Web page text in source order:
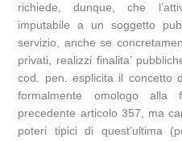
richiede, dunque, che
imputabile a un soggetto
servizio, anche se
privati, realizzi finalita’
cod. pen. esplicita il concetto
formalmente omologo
precedente articolo 357, ma
poteri tipici di quest’ultima